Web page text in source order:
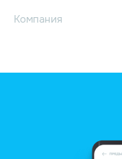
Компания